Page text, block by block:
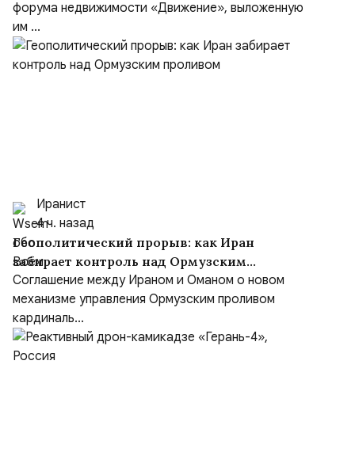
форума недвижимости «Движение», выложенную
им ...
Иранист
4 ч. назад
Геополитический прорыв: как Иран
забирает контроль над Ормузским
проливом
Соглашение между Ираном и Оманом о новом
механизме управления Ормузским проливом
кардиналь...